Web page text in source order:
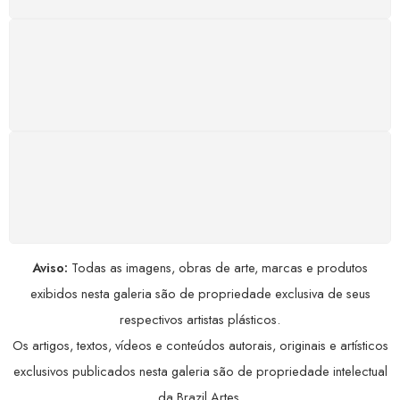
Aviso: Todas as imagens, obras de arte, marcas e produtos
exibidos nesta galeria são de propriedade exclusiva de seus
respectivos artistas plásticos.
Os artigos, textos, vídeos e conteúdos autorais, originais e artísticos
exclusivos publicados nesta galeria são de propriedade intelectual